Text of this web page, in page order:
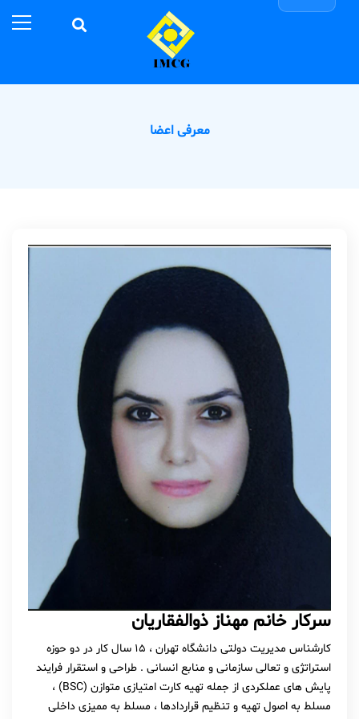
معرفی اعضا
سرکار خانم مهناز ذوالفقاریان
کارشناس مدیریت دولتی دانشگاه تهران ، ۱۵ سال کار در دو حوزه
استراتژی و تعالی سازمانی و منابع انسانی . طراحی و استقرار فرایند
پایش های عملکردی از جمله تهیه کارت امتیازی متوازن (BSC) ،
مسلط به اصول تهیه و تنظیم قراردادها ، مسلط به ممیزی داخلی